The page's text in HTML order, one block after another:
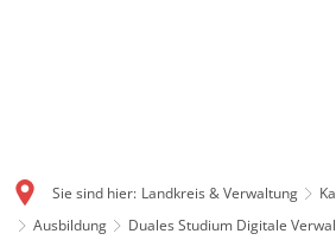
Sie sind hier: Landkreis & Verwaltung
Ausbildung
Duales Studium Digitale